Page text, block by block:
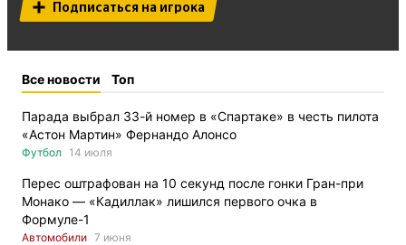
Подписаться на игрока
Все новости Топ
Парада выбрал 33-й номер в «Спартаке» в честь пилота
«Астон Мартин» Фернандо Алонсо
Футбол 14 июля
Перес оштрафован на 10 секунд после гонки Гран-при
Монако — «Кадиллак» лишился первого очка в
Формуле-1
Автомобили 7 июня